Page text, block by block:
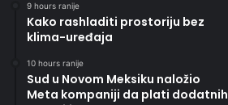
9 hours ranije
Kako rashladiti prostoriju bez
klima-uređaja
10 hours ranije
Sud u Novom Meksiku naložio
Meta kompaniji da plati dodatnih